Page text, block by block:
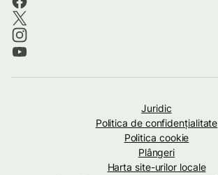
Juridic
Politica de confidenţialitate
Politica cookie
Plângeri
Harta site-urilor locale